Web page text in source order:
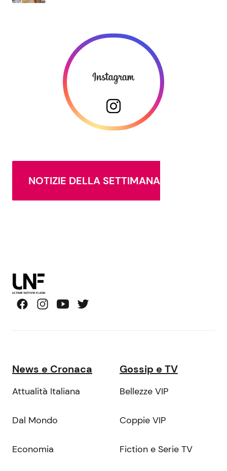
NOTIZIE DELLA SETTIMANA
News e Cronaca
Attualità Italiana
Dal Mondo
Economia
Gossip e TV
Bellezze VIP
Coppie VIP
Fiction e Serie TV